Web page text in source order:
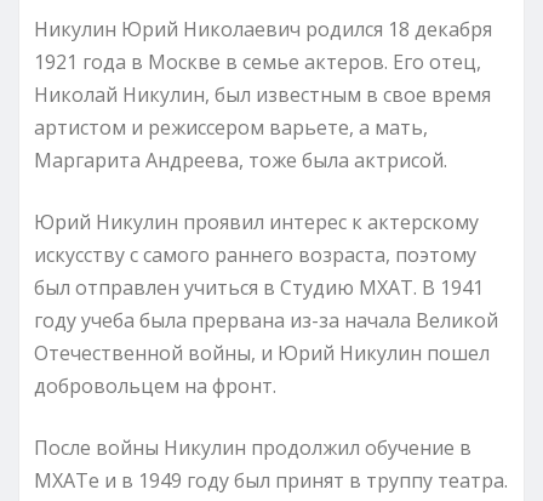
Никулин Юрий Николаевич родился 18 декабря
1921 года в Москве в семье актеров. Его отец,
Николай Никулин, был известным в свое время
артистом и режиссером варьете, а мать,
Маргарита Андреева, тоже была актрисой.
Юрий Никулин проявил интерес к актерскому
искусству с самого раннего возраста, поэтому
был отправлен учиться в Студию МХАТ. В 1941
году учеба была прервана из-за начала Великой
Отечественной войны, и Юрий Никулин пошел
добровольцем на фронт.
После войны Никулин продолжил обучение в
МХАТе и в 1949 году был принят в труппу театра.